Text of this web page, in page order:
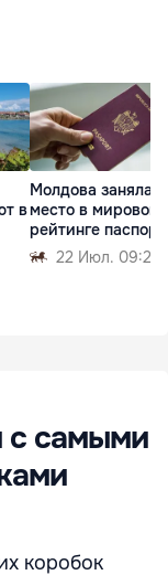
в
Молдова заняла
место в мировом
рейтинге
22 Июл. 09:29
с самыми
коробок